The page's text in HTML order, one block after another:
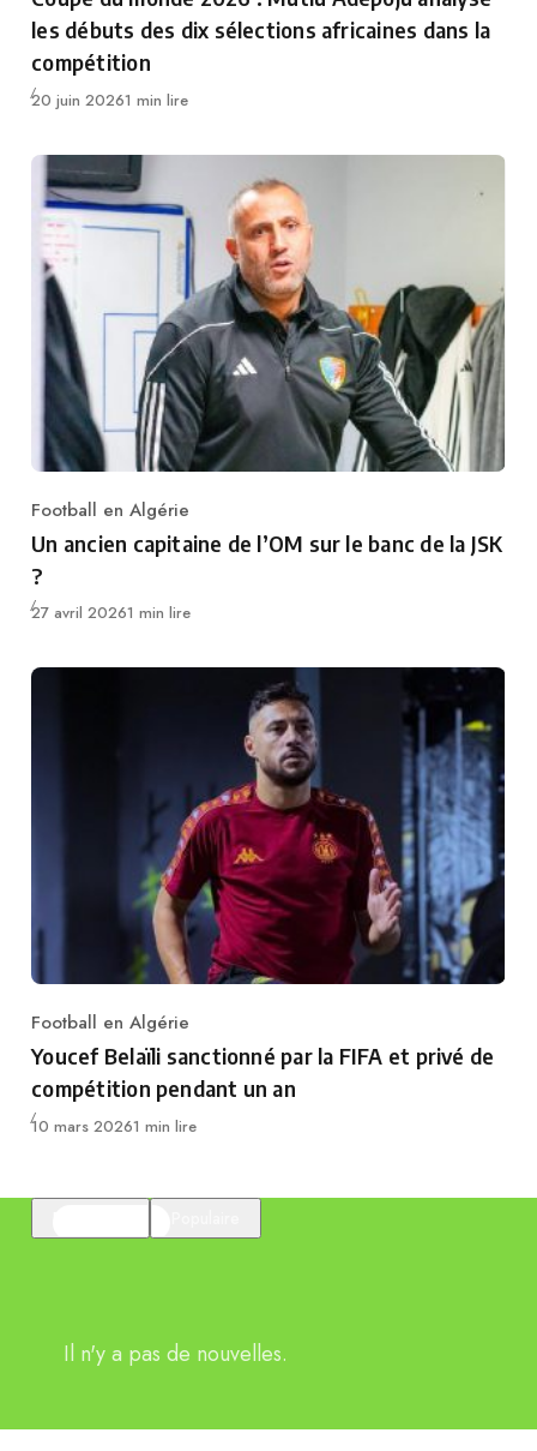
les débuts des dix sélections africaines dans la
compétition
Publié
20 juin 20261 min lire
Category
Football en Algérie
Un ancien capitaine de l’OM sur le banc de la JSK
?
Publié
27 avril 20261 min lire
Category
Football en Algérie
Youcef Belaïli sanctionné par la FIFA et privé de
compétition pendant un an
Publié
10 mars 20261 min lire
Il n'y a pas de nouvelles.